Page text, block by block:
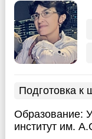
Подготовка к
Образование:
институт им.